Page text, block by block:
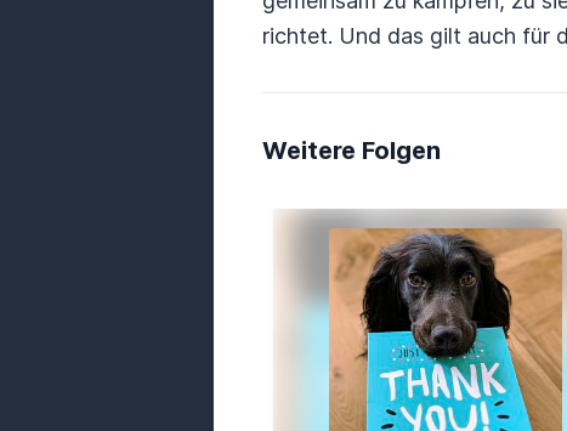
richtet. Und das gilt auch für
Weitere Folgen